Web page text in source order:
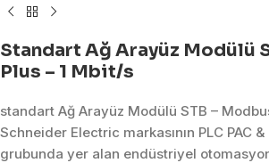
Standart Ağ Arayüz Modülü
Plus – 1 Mbit/s
standart Ağ Arayüz Modülü STB –
Schneider Electric markasının PLC PAC
grubunda yer alan endüstriyel